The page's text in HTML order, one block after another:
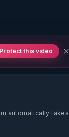
Protect this video
automatically takes